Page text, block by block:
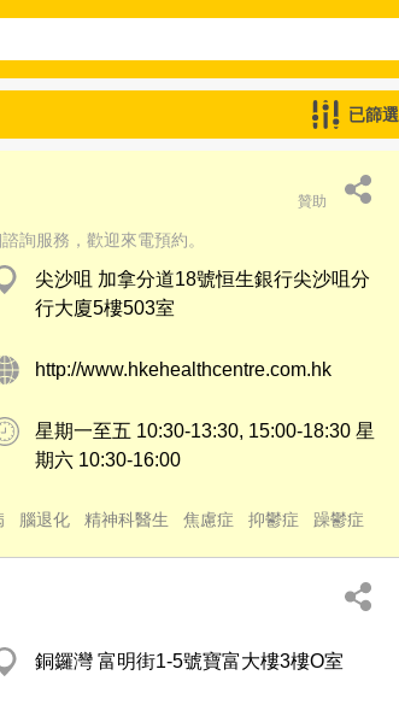
已篩選
贊助
詢服務，歡迎來電預約。
尖沙咀 加拿分道18號恒生銀行尖沙咀分
行大廈5樓503室
http://www.hkehealthcentre.com.hk
星期一至五 10:30-13:30, 15:00-18:30 星
期六 10:30-16:00
腦退化 精神科醫生 焦慮症 抑鬱症 躁鬱症
銅鑼灣 富明街1-5號寶富大樓3樓O室